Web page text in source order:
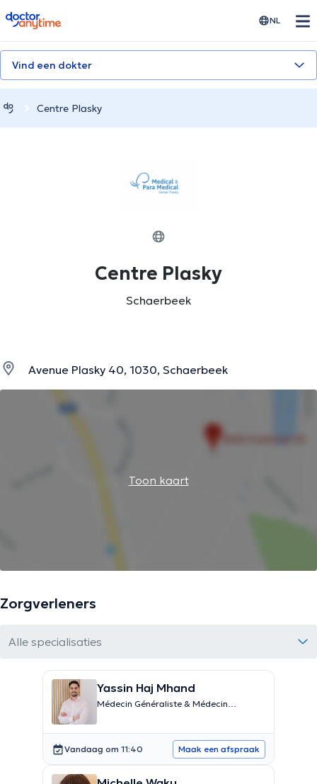
doctoranytime NL
Vind een dokter
Centre Plasky
Centre Plasky
Schaerbeek
Avenue Plasky 40, 1030, Schaerbeek
Toon kaart
Zorgverleners
Alle specialisaties
Yassin Haj Mhand
Médecin Généraliste & Médecin
Vandaag om 11:40 Maak een afspraak